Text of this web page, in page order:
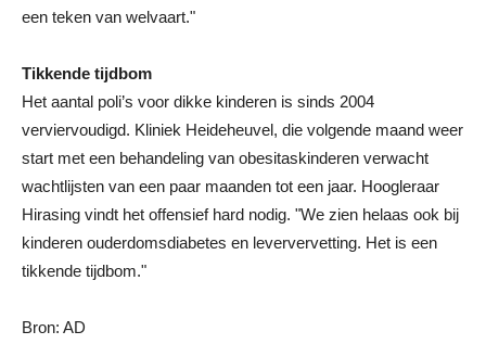
een teken van welvaart."
Tikkende tijdbom
Het aantal poli’s voor dikke kinderen is sinds 2004
verviervoudigd. Kliniek Heideheuvel, die volgende maand weer
start met een behandeling van obesitaskinderen verwacht
wachtlijsten van een paar maanden tot een jaar. Hoogleraar
Hirasing vindt het offensief hard nodig. "We zien helaas ook bij
kinderen ouderdomsdiabetes en leververvetting. Het is een
tikkende tijdbom."
Bron: AD